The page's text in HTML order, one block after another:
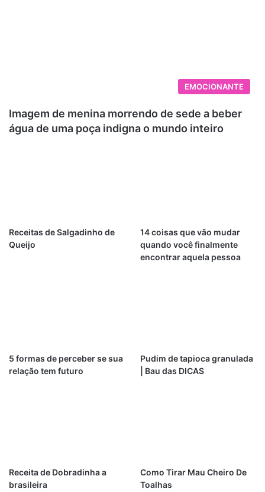
EMOCIONANTE
Imagem de menina morrendo de sede a beber
água de uma poça indigna o mundo inteiro
Receitas de Salgadinho de
Queijo
14 coisas que vão mudar
quando você finalmente
encontrar aquela pessoa
5 formas de perceber se sua
relação tem futuro
Pudim de tapioca granulada
| Bau das DICAS
Receita de Dobradinha a
brasileira
Como Tirar Mau Cheiro De
Toalhas